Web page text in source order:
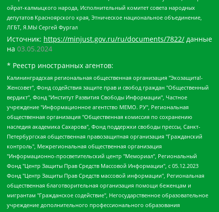
ойрат-калмыцкого народа, Исполнительный комитет совета народных
депутатов Красноярского края, Этническое национальное объединение,
ЛГБТ, Я.МЫ Сергей Фургал
Источник: https://minjust.gov.ru/ru/documents/7822/ данные
на 03.05.2024
* Реестр иностранных агентов:
Калининградская региональная общественная организация "Экозащита!-Женсовет", Фонд содействия защите прав и свобод граждан "Общественный вердикт", Фонд "Институт Развития Свободы Информации", Частное учреждение "Информационное агентство МЕМО. РУ", Региональная общественная организация "Общественная комиссия по сохранению наследия академика Сахарова", Фонд поддержки свободы прессы, Санкт-Петербургская общественная правозащитная организация "Гражданский контроль", Межрегиональная общественная организация "Информационно-просветительский центр "Мемориал", Региональный Фонд "Центр Защиты Прав Средств Массовой Информации", с 05.12.2023 Фонд "Центр Защиты Прав Средств массовой информации", Региональная общественная благотворительная организация помощи беженцам и мигрантам "Гражданское содействие", Негосударственное образовательное учреждение дополнительного профессионального образования (повышение квалификации) специалистов "АКАДЕМИЯ ПО ПРАВАМ ЧЕЛОВЕКА", Свердловская региональная общественная организация "Сутяжник", Автономная некоммерческая организация "Центр независимых социологических исследований", Союз общественных объединений "Российский исследовательский центр по правам человека", Региональное общественное учреждение научно-информационный центр "МЕМОРИАЛ", Некоммерческая организация "Фонд защиты гласности", Автономная некоммерческая организация "Институт прав человека", Городская общественная организация "Екатеринбургское общество "МЕМОРИАЛ", Городская общественная организация "Рязанское историко-просветительское и правозащитное общество "Мемориал" (Рязанский Мемориал), Челябинский региональный орган общественной самодеятельности – женское общественное объединение "Женщины Евразии", Челябинский региональный орган общественной самодеятельности "Уральская правозащитная группа", Фонд содействия защите здоровья и социальной справедливости имени Андрея Рылькова, Автономная Некоммерческая Организация "Аналитический Центр Юрия Левады", Автономная некоммерческая организация социальной поддержки населения "Проект Апрель", Региональная общественная организация помощи женщинам и детям, находящимся в кризисной ситуации "Информационно-методический центр "Анна", Фонд содействия развитию массовых коммуникаций и правовому просвещению "Так-так-Так", Фонд содействия устойчивому развитию "Серебряная тайга", Свердловский региональный общественный фонд социальных проектов "Новое время", "Idel.Реалии", Кавказ.Реалии, Крым.Реалии, Телеканал Настоящее Время, Татаро-башкирская служба Радио Свобода (Azatliq Radiosi), Радио Свободная Европа/Радио Свобода (PCE/PC), "Сибирь.Реалии", "Фактограф", Благотворительный фонд помощи осужденным и их семьям, Автономная некоммерческая организация "Институт глобализации и социальных движений", Фонд "В защиту прав заключенных", Частное учреждение "Центр поддержки и содействия развитию средств массовой информации", Пензенский региональный общественный благотворительный фонд "Гражданский союз", "Север.Реалии", Некоммерческая организация Фонд "Правовая инициатива", Общество с ограниченной ответственностью "Радио Свободная Европа/Радио Свобода", Чешское информационное агентство "MEDIUM-ORIENT", Красноярская региональная общественная организация "Мы против СПИДа", Камалягин Денис Николаевич, Маркелов Сергей Евгеньевич, Пономарев Лев Александрович, Савицкая Людмила Алексеевна, Автономная некоммерческая организация "Центр по работе с проблемой насилия "НАСИЛИЮ.НЕТ", Межрегиональный профессиональный союз работников здравоохранения "Альянс врачей", Юридическое лицо, зарегистрированное в Латвийской Республике, SIA "Medusa Project" (регистрационный номер 40103797863, дата регистрации 10.06.2014), Некоммерческая организация "Фонд по борьбе с коррупцией", Автономная некоммерческая организация "Институт права и публичной политики", Баданин Роман Сергеевич, Гликин Максим Александрович, Железнова Мария Михайловна, Лукьянова Юлия Сергеевна, Маетная Елизавета Витальевна, Маняхин Петр Борисович, Чуракова Ольга Владимировна, Ярош Юлия Петровна, Юридическое лицо "The Insider SIA", зарегистрированное в Риге, Латвийская Республика (дата регистрации 26.06.2015), являющееся администратором доменного имени интернет-издания "The Insider SIA", https://theins.ru, Постернак Алексей Евгеньевич, Рубин Михаил Аркадьевич, Анин Роман Александрович, Юридическое лицо Istories fonds, зарегистрированное в Латвийской Республике (регистрационный номер 50008295751, дата регистрации 24.02.2020), Великовский Дмитрий Александрович, Долинина Ирина Николаевна, Мароховская Алеся Алексеевна, Шлейнов Роман Юрьевич, Шмагун Олеся Валентиновна, Общество с ограниченной ответственностью "Альтаир 2021", Общество с ограниченной ответственностью "Вега 2021", Общество с ограниченной ответственностью "Главный редактор 2021", Общество с ограниченной ответственностью "Ромашки монолит", Важенков Артем Валерьевич, Ивановская областная общественная организация "Центр гендерных исследований", Гурман Юрий Альбертович, Медиапроект "ОВД-Инфо", Егоров Владимир Владимирович, Жилинский Владимир Александрович, Общество с ограниченной ответственностью "ЗП", Иванова София Юрьевна, Карезина Инна Павловна, Кильтау Екатерина Викторовна, Петров Алексей Викторович, Пискунов Сергей Евгеньевич, Смирнов Сергей Сергеевич, Тихонов Михаил Сергеевич, Общество с ограниченной ответственностью "ЖУРНАЛИСТ-ИНОСТРАННЫЙ АГЕНТ", Арапова Галина Юрьевна, Вольтская Татьяна Анатольевна, Американская компания "Mason G.E.S. Anonymous Foundation" (США), являющаяся владельцем интернет-издания https://mnews.world/, Компания "Stichting Bellingcat", зарегистрированная в Нидерландах (дата регистрации 11.07.2018), Захаров Андрей Вячеславович, Клепиковская Екатерина Дмитриевна, Общество с ограниченной ответственностью "МЕМО", Перл Роман Александрович, Симонов Евгений Алексеевич, Соловьева Елена Анатольевна, Сотников Даниил Владимирович, Сурначева Елизавета Дмитриевна, Автономная некоммерческая организация по защите прав человека и информированию населения "Якутия – Наше Мнение", Общество с ограниченной ответственностью "Москоу диджитал медиа", с 26.01.2023 Общество с ограниченной ответственностью "Чайка Белые сады", Ветошкина Валерия Валерьевна, Заговора Максим Александрович, Межрегиональное общественное движение "Российская ЛГБТ - сеть", Оленичев Максим Владимирович, Павлов Иван Юрьевич, Скворцова Елена Сергеевна, Общество с ограниченной ответственностью "Как бы инагент", Кочетков Игорь Викторович, Общество с ограниченной ответственностью "Честные выборы", Еланчик Олег Александрович, Общество с ограниченной ответственностью "Нобелевский призыв", Гималова Регина Эмилевна, Григорьев Андрей Валерьевич, Григорьева Алина Александровна, Ассоциация по содействию защите прав призывников, альтернативнослужащих и военнослужащих "Правозащитная группа "Гражданин.Армия.Право", Хисамова Регина Фаритовна, Автономная некоммерческая организация по реализации социально-правовых программ "Лилит", Дальневосточное общественное движение "Маяк", Санкт-Петербургская ЛГБТ-инициативная группа "Выход", Инициативная группа ЛГБТ+ "Реверс", Алексеев Андрей Викторович, Бекбулатова Таисия Львовна, Беляев Иван Михайлович, Владыкина Елена Сергеевна, Гельман Марат Александрович, Никульшина Вероника Юрьевна, Толоконникова Надежда Андреевна, Шендерович Виктор Анатольевич, Общество с ограниченной ответственностью "Данное сообщение", Общество с ограниченной ответственностью Издательский дом "Новая глава", Айнбиндер Александра Александровна, Московский комьюнити-центр для ЛГБТ+инициатив, Благотворительный фонд развития филантропии, Deutsche Welle (Германия, Kurt-Schumacher-Strasse 3, 53113 Bonn), Борзунова Мария Михайловна, Воробьев Виктор Викторович, Голубева Анна Львовна, Константинова Алла Михайловна, Малкова Ирина Владимировна, Мурадов Мурад Абдулгалимович, Осетинская Елизавета Николаевна, Понасенков Евгений Николаевич, Ганапольский Матвей Юрьевич, Киселев Евгений Алексеевич, Борухович Ирина Григорьевна, Дремин Иван Тимофеевич, Дубровский Дмитрий Викторович, Красноярская региональная общественная организация поддержки и развития альтернативных образовательных технологий и межкультурных коммуникаций "ИНТЕРРА", Маяковская Екатерина Алексеевна, Фейгин Марк Захарович, Филимонов Андрей Викторович, Дзугкоева Регина Николаевна, Доброхотов Роман Александрович, Дудь Юрий Александрович, Елкин Сергей Владимирович, Кругликов Кирилл Игоревич, Сабунаева Мария Леонидовна, Семенов Алексей Владимирович, Шаинян Карен Багратович, Шульман Екатерина Михайловна, Асафьев Артур Валерьевич, Вахштайн Виктор Семенович, Венедиктов Алексей Алексеевич, Лушникова Екатерина Евгеньевна, Волков Леонид Михайлович, Невзоров Александр Глебович, Пархоменко Сергей Борисович, Сироткин Ярослав Николаевич, Кара-Мурза Владимир Владимирович, Баранова Наталья Владимировна, Гозман Леонид Яковлевич, Кагарлицкий Борис Юльевич, Климарев Михаил Валерьевич, Милов Владимир Станиславович, Автономная некоммерческая организация Краснодарский центр современного искусства "Типография", Моргенштерн Алишер Тагирович, Соболь Любовь Эдуардовна, Общество с ограниченной ответственностью "ЛИЗА НОРМ", Каспаров Гарри Кимович, Ходорковский Михаил Борисович, Общество с ограниченной ответственностью "Апрельские тезисы", Данилович Ирина Брониславовна, Кашин Олег Владимирович, Петров Николай Владимирович, Пивоваров Алексей Владимирович, Соколов Михаил Владимирович, Цветкова Юлия Владимировна, Чичваркин Евгений Александрович, Комитет против пыток/Команда против пыток, Общество с ограниченной ответственностью "Первый научный", Общество с ограниченной ответственностью "Вертолет и ко", Белоцерковская Вероника Борисовна, Кац Максим Евгеньевич, Лазарева Татьяна Юрьевна, Шаведдинов Руслан Табризович, Яшин Илья Валерьевич, Общество с ограниченной ответственностью "Иноагент ААВ", Алешковский Дмитрий Петрович, Альбац Евгения Марковна, Быков Дмитрий Львович, Галямина Юлия Евгеньевна, Лойко Сергей Леонидович, Мартынов Кирилл Константинович, Медведев Сергей Александрович, Крашенинников Федор Геннадиевич, Гордеева Катерина Вл